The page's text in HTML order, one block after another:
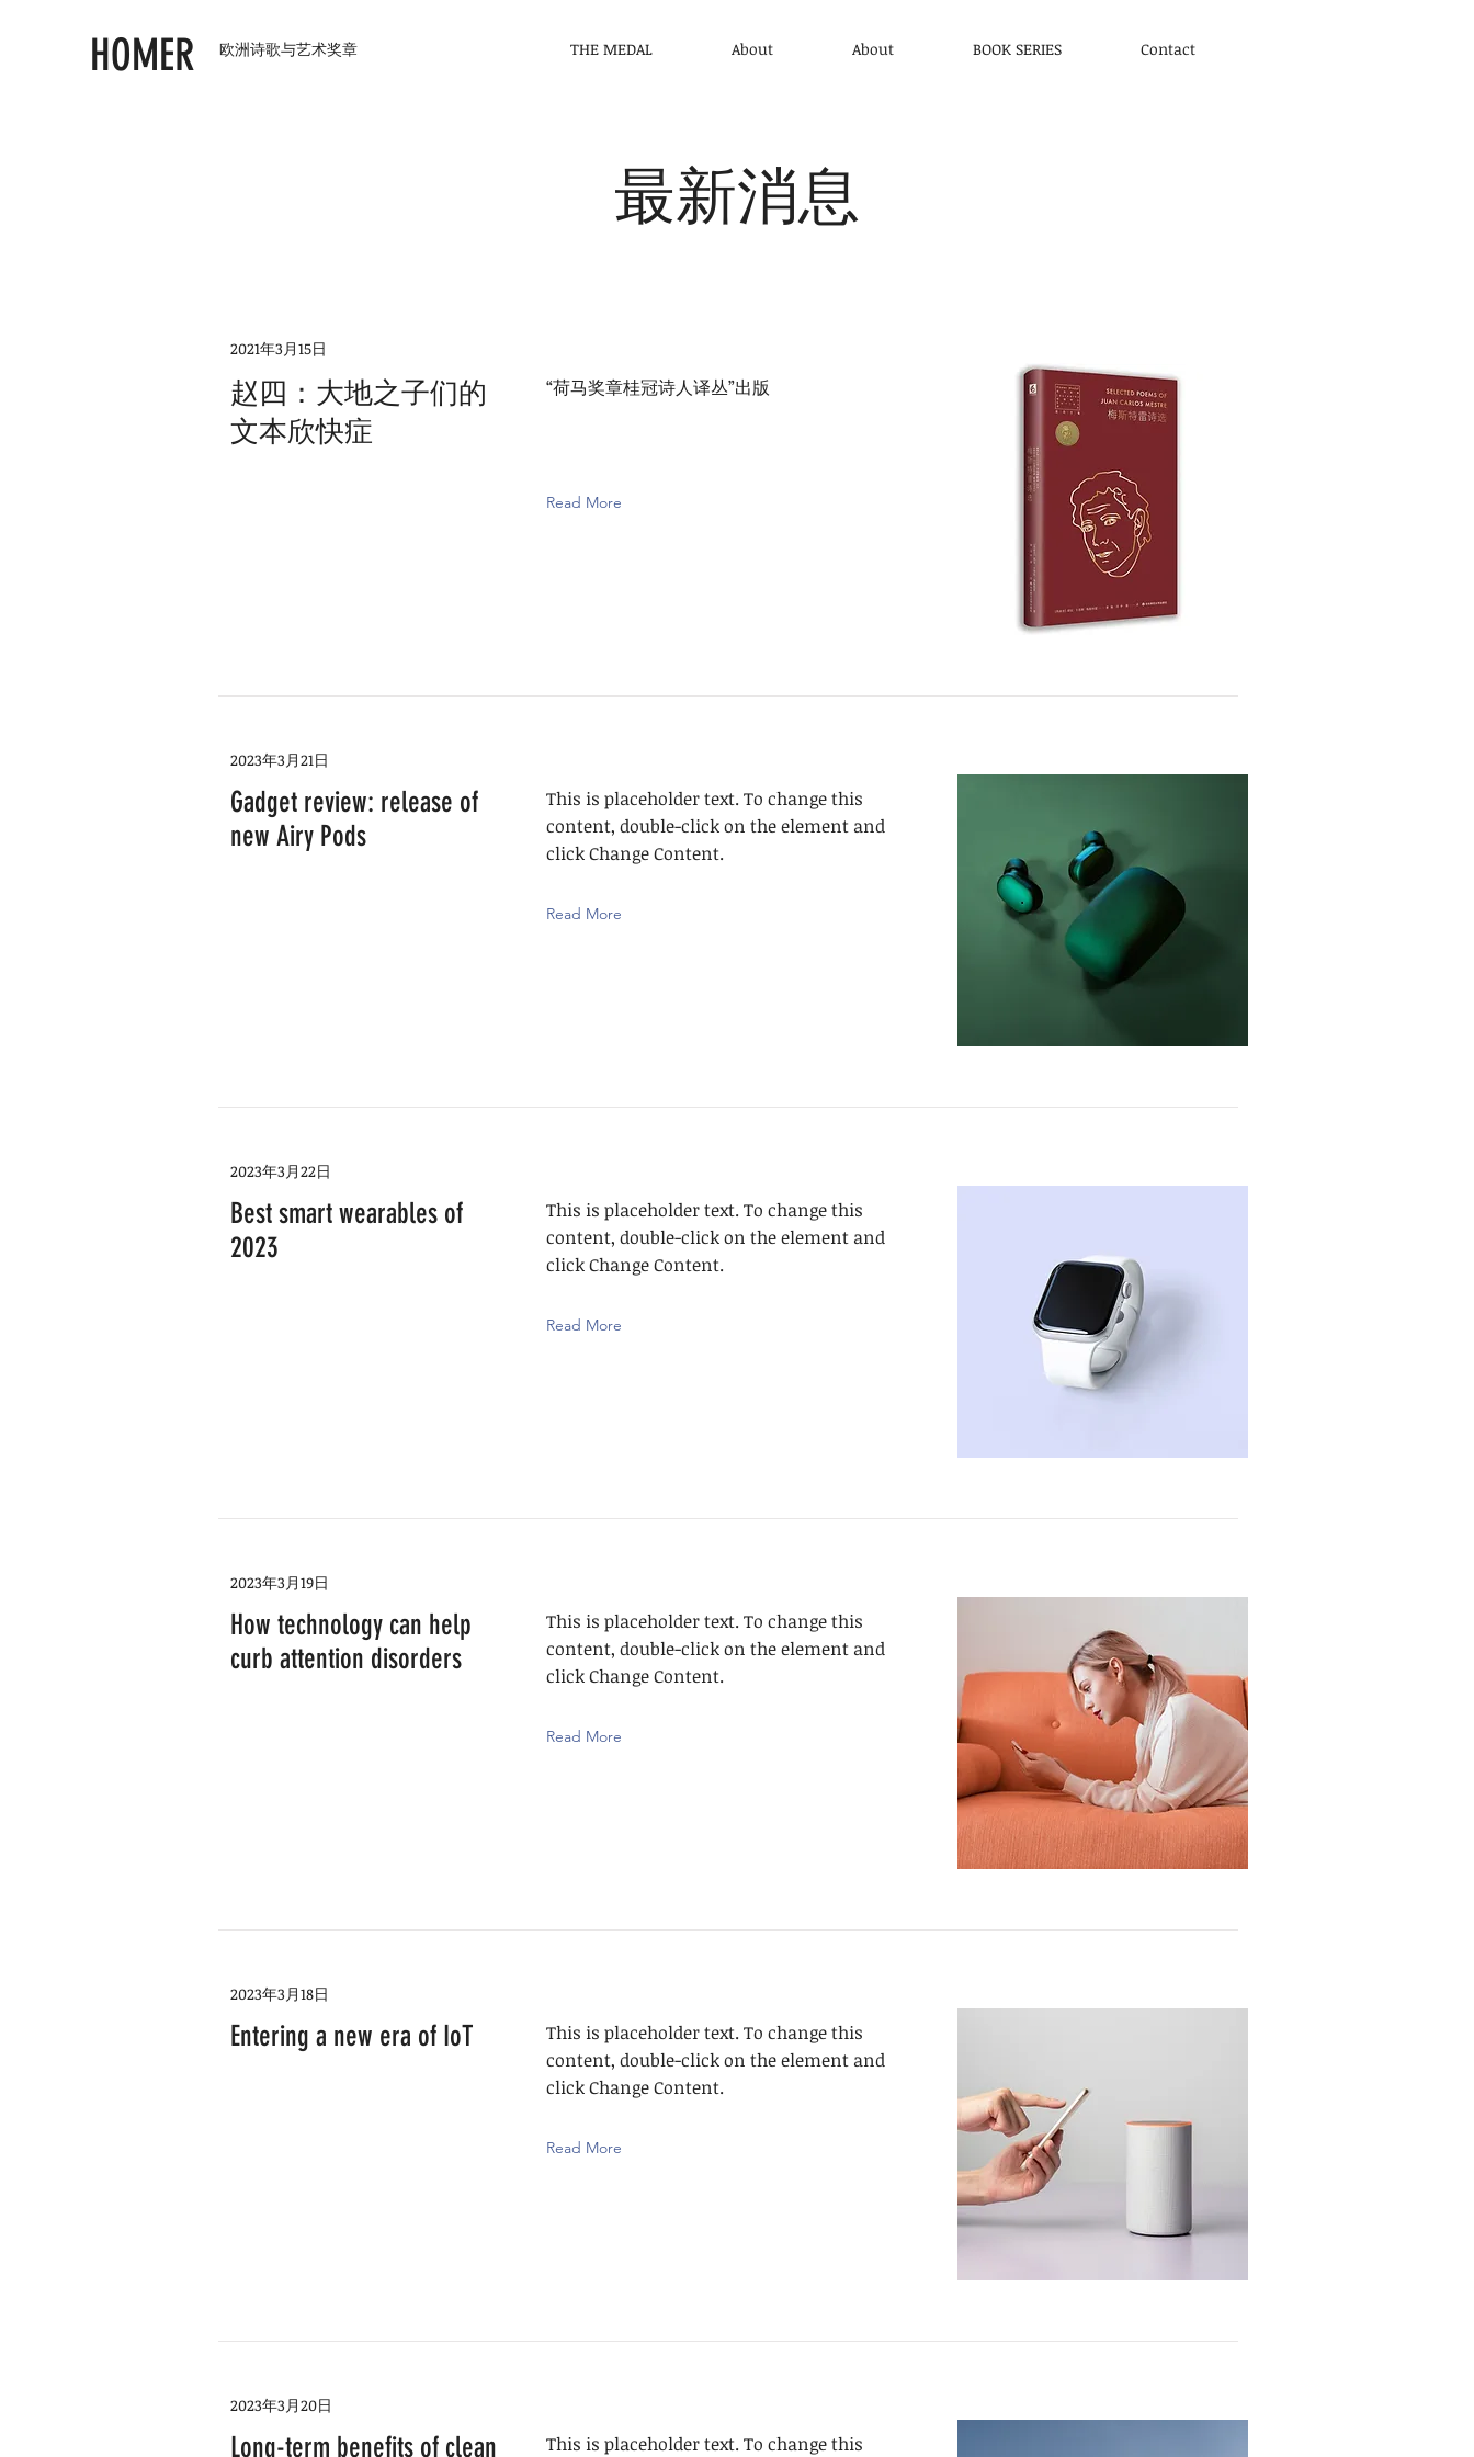
HOMER 欧洲诗歌与艺术奖章 THE MEDAL About About BOOK SERIES Contact
最新消息
2021年3月15日
赵四：大地之子们的
文本欣快症
“荷马奖章桂冠诗人译丛”出版
Read More
2023年3月21日
Gadget review: release of
new Airy Pods
This is placeholder text. To change this
content, double-click on the element and
click Change Content.
Read More
2023年3月22日
Best smart wearables of
2023
This is placeholder text. To change this
content, double-click on the element and
click Change Content.
Read More
2023年3月19日
How technology can help
curb attention disorders
This is placeholder text. To change this
content, double-click on the element and
click Change Content.
Read More
2023年3月18日
Entering a new era of IoT
This is placeholder text. To change this
content, double-click on the element and
click Change Content.
Read More
2023年3月20日
Long-term benefits of clean This is placeholder text. To change this